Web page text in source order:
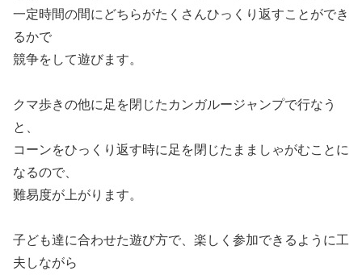
一定時間の間にどちらがたくさんひっくり返すことができ
るかで
競争をして遊びます。
クマ歩きの他に足を閉じたカンガルージャンプで行なう
と、
コーンをひっくり返す時に足を閉じたまましゃがむことに
なるので、
難易度が上がります。
子ども達に合わせた遊び方で、楽しく参加できるように工
夫しながら